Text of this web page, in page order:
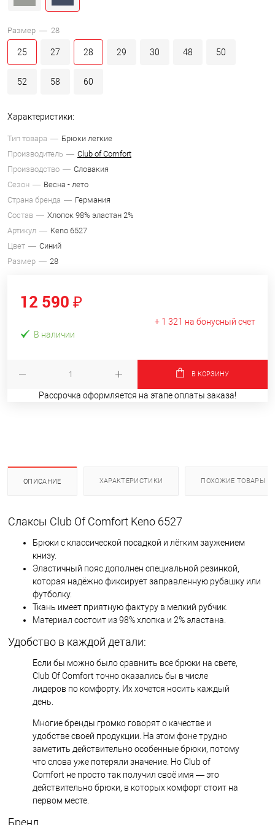
Размер — 28
25 27 28 29 30 48 50
52 58 60
Характеристики:
Тип товара
Брюки легкие
Производитель
Club of Comfort
Производство
Словакия
Сезон
Весна - лето
Страна бренда
Германия
Состав
Хлопок 98% эластан 2%
Артикул
Keno 6527
Цвет
Синий
Размер
28
12 590 ₽
+ 1 321 на бонусный счет
В наличии
В КОРЗИНУ
Рассрочка оформляется на этапе оплаты заказа!
ОПИСАНИЕ ХАРАКТЕРИСТИКИ ПОХОЖИЕ ТОВАРЫ
Cлаксы Club Of Comfort Keno 6527
Брюки с классической посадкой и лёгким заужением
книзу.
Эластичный пояс дополнен специальной резинкой,
которая надёжно фиксирует заправленную рубашку или
футболку.
Ткань имеет приятную фактуру в мелкий рубчик.
Материал состоит из 98% хлопка и 2% эластана.
Удобство в каждой детали:
Если бы можно было сравнить все брюки на свете,
Club Of Comfort точно оказались бы в числе
лидеров по комфорту. Их хочется носить каждый
день.
Многие бренды громко говорят о качестве и
удобстве своей продукции. На этом фоне трудно
заметить действительно особенные брюки, потому
что слова уже потеряли значение. Но Club of
Comfort не просто так получил своё имя — это
действительно брюки, в которых комфорт стоит на
первом месте.
Бренд